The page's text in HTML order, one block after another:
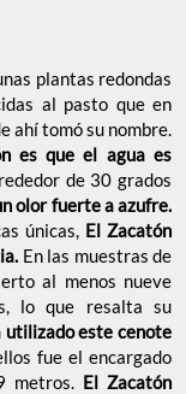
plantas redondas
al pasto que en
ahí tomó su nombre.
es que el agua es
de 30 grados
olor fuerte a azufre.
únicas, El Zacatón
En las muestras de
al menos nueve
lo que resalta su
utilizado este cenote
fue el encargado
metros. El Zacatón